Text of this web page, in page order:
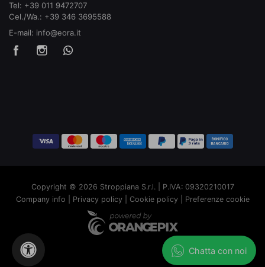
Tel: +39 011 9472707
Cel./Wa.: +39 346 3695588
E-mail: info@eora.it
Copyright © 2026 Stroppiana S.r.l. | P.IVA: 09320210017
Company info
Privacy policy| Cookie policy| Preferenze cookie
Chatta con noi